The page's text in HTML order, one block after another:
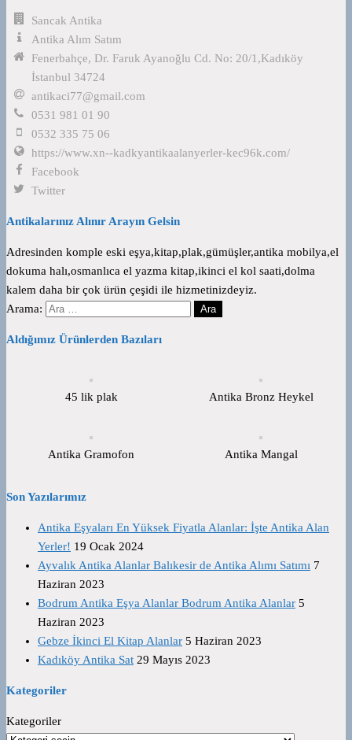
Sancak Antika
Antika Alım Satım
Fenerbahçe, Dr. Faruk Ayanoğlu Cd. No: 20/1,Kadıköy
İstanbul 34724
antikaci77@gmail.com
0531 981 01 90
0532 335 75 06
https://www.xn--kadkyantikaalanyerler-kec96k.com/
Facebook
Twitter
Antikalarınız Alınır Arayın Gelsin
Adresinden komple eski eşya,kitap,plak,gümüşler,antika mobilya,el
dokuma halı,osmanlıca el yazma kitap,ikinci el kol saati,dolma
kalem daha bir çok ürün çeşidi ile hizmetinizdeyiz.
Arama:
Aldığımız Ürünlerden Bazıları
45 lik plak Antika Bronz Heykel
Antika Gramofon Antika Mangal
Son Yazılarımız
Antika Eşyaları En Yüksek Fiyatla Alanlar: İşte Antika Alan
Yerler! 19 Ocak 2024
Ayvalık Antika Alanlar Balıkesir de Antika Alımı Satımı 7
Haziran 2023
Bodrum Antika Eşya Alanlar Bodrum Antika Alanlar 5
Haziran 2023
Gebze İkinci El Kitap Alanlar 5 Haziran 2023
Kadıköy Antika Sat 29 Mayıs 2023
Kategoriler
Kategoriler